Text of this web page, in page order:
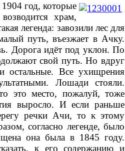
год, которые
храм,
легенда: завозили лес для
путь, въезжает в Ачку.
Дорога идёт под уклон. По
свой путь. Но вдруг
остальные. Все ухищрения
Лошади стояли.
это место, пожалуй, тоже
выросло. И если раньше
речки Ачи, то к этому
согласно легенде, было
она была в 1845 году.
к его содержанию и